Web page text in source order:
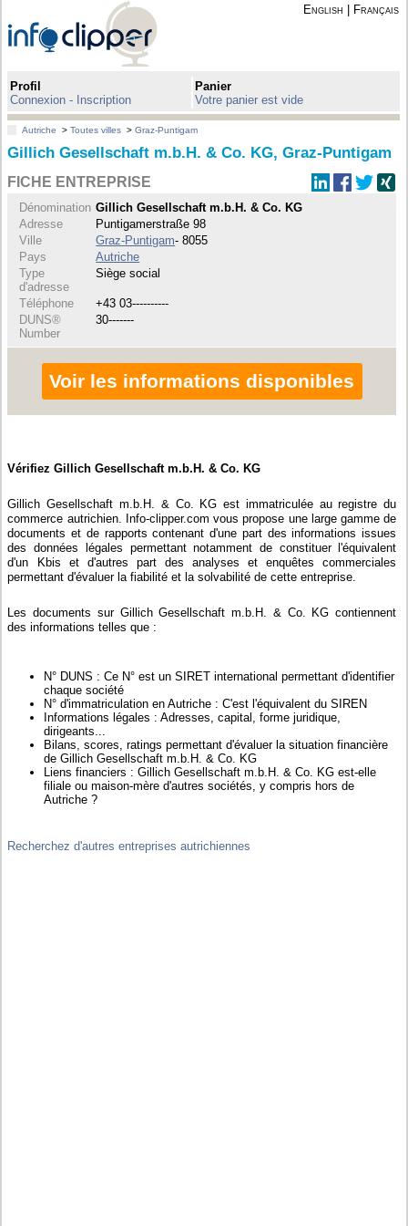
English Français
Profil
Connexion - Inscription
Panier
Votre panier est vide
Autriche >Toutes villes >Graz-Puntigam
Gillich Gesellschaft m.b.H. & Co. KG, Graz-Puntigam
FICHE ENTREPRISE
Dénomination Gillich Gesellschaft m.b.H. & Co. KG
Adresse
Puntigamerstraße 98
Ville
Graz-Puntigam- 8055
Pays
Autriche
Type
d'adresse
Siège social
Téléphone
+43 03----------
DUNS®
Number
30-------
Voir les informations disponibles
Vérifiez Gillich Gesellschaft m.b.H. & Co. KG
Gillich Gesellschaft m.b.H. & Co. KG est immatriculée au registre du
commerce autrichien. Info-clipper.com vous propose une large gamme de
documents et de rapports contenant d'une part des informations issues
des données légales permettant notamment de constituer l'équivalent
d'un Kbis et d'autres part des analyses et enquêtes commerciales
permettant d'évaluer la fiabilité et la solvabilité de cette entreprise.
Les documents sur Gillich Gesellschaft m.b.H. & Co. KG contiennent
des informations telles que :
N° DUNS : Ce N° est un SIRET international permettant d'identifier
chaque société
N° d'immatriculation en Autriche : C'est l'équivalent du SIREN
Informations légales : Adresses, capital, forme juridique,
dirigeants...
Bilans, scores, ratings permettant d'évaluer la situation financière
de Gillich Gesellschaft m.b.H. & Co. KG
Liens financiers : Gillich Gesellschaft m.b.H. & Co. KG est-elle
filiale ou maison-mère d'autres sociétés, y compris hors de
Autriche ?
Recherchez d'autres entreprises autrichiennes